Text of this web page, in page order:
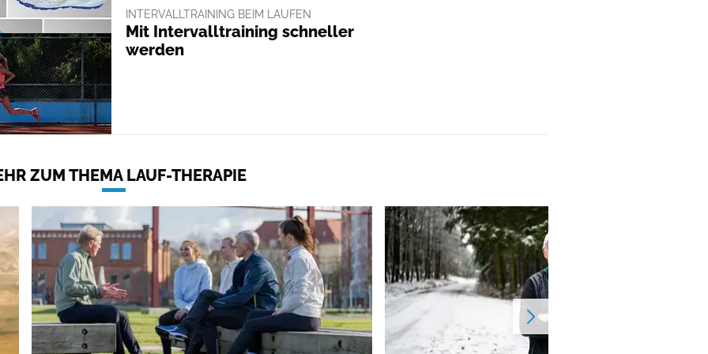
INTERVALLTRAINING BEIM LAUFEN
Mit Intervalltraining schneller
werden
ZUM THEMA LAUF-THERAPIE